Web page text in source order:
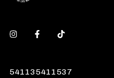
541135411537